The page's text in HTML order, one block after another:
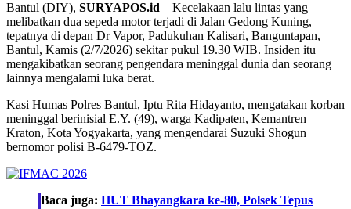
Bantul (DIY), SURYAPOS.id – Kecelakaan lalu lintas yang
melibatkan dua sepeda motor terjadi di Jalan Gedong Kuning,
tepatnya di depan Dr Vapor, Padukuhan Kalisari, Banguntapan,
Bantul, Kamis (2/7/2026) sekitar pukul 19.30 WIB. Insiden itu
mengakibatkan seorang pengendara meninggal dunia dan seorang
lainnya mengalami luka berat.
Kasi Humas Polres Bantul, Iptu Rita Hidayanto, mengatakan korban
meninggal berinisial E.Y. (49), warga Kadipaten, Kemantren
Kraton, Kota Yogyakarta, yang mengendarai Suzuki Shogun
bernomor polisi B-6479-TOZ.
Baca juga: HUT Bhayangkara ke-80, Polsek Tepus